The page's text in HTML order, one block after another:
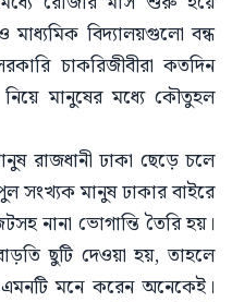
বিদ্যালয়গুলো বন্ধ
চাকরিজীবীরা কতদিন
মানুষের মধ্যে কৌতুহল
রাজধানী ঢাকা ছেড়ে চলে
সংখ্যক মানুষ ঢাকার বাইরে
নানা ভোগান্তি তৈরি হয়।
ছুটি দেওয়া হয়, তাহলে
মনে করেন অনেকেই।